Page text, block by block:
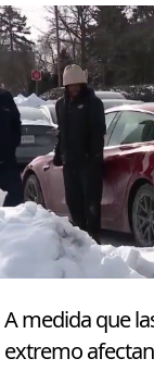
A medida que
extremo